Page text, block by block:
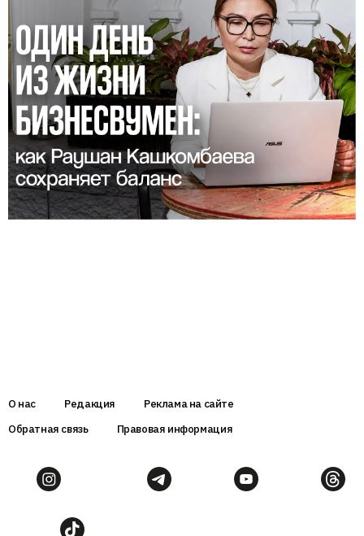
О нас Редакция
Реклама на сайте
Обратная связь
Правовая информация